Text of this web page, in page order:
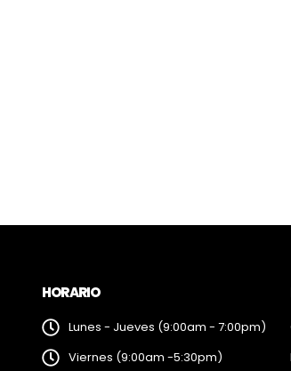
HORARIO
Lunes - Jueves (9:00am - 7:00pm)
Viernes (9:00am -5:30pm)